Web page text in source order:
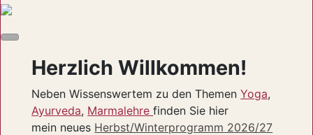
Herzlich Willkommen!
Neben Wissenswertem zu den ThemenYoga,
Ayurveda, Marmalehrefinden Sie hier
mein neues Herbst/Winterprogramm 2026/27